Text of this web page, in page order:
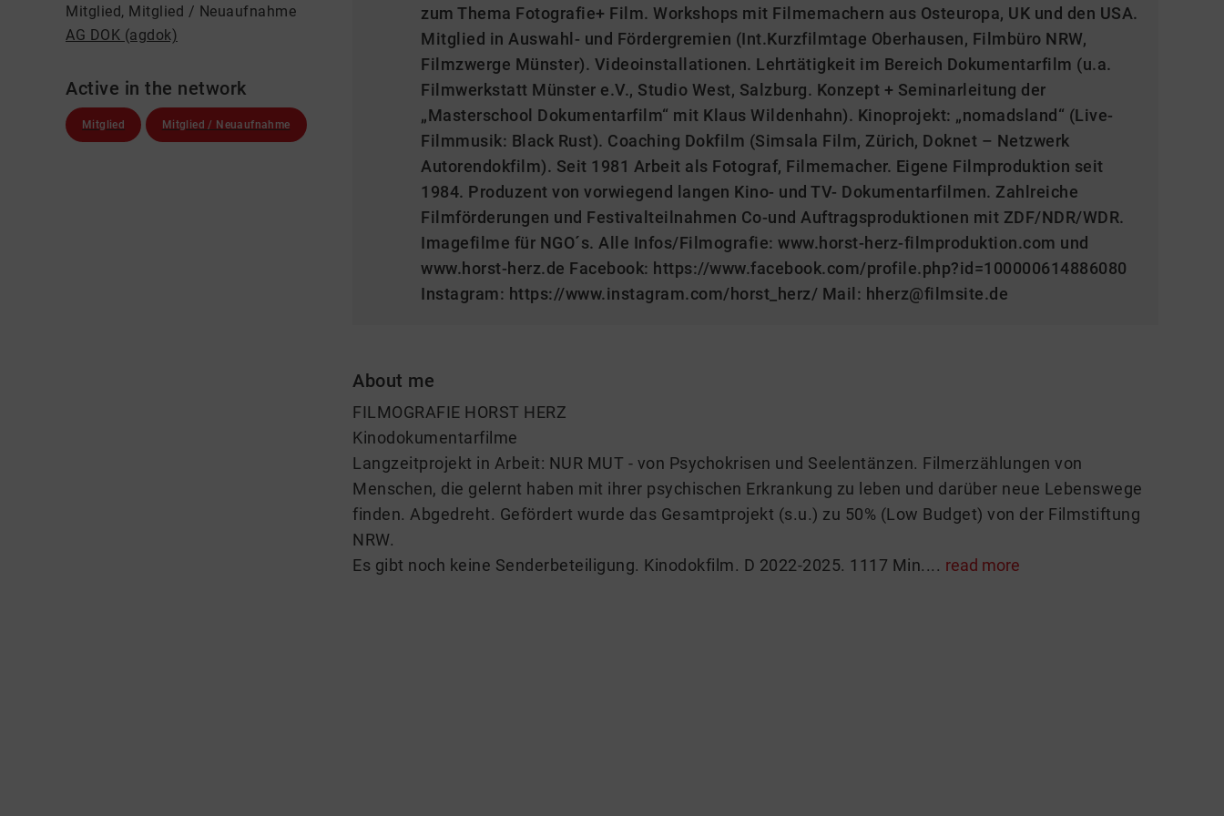
Mitglied, Mitglied / Neuaufnahme
AG DOK (agdok)
Active in the network
Mitglied Mitglied / Neuaufnahme
zum Thema Fotografie+ Film. Workshops mit Filmemachern aus Osteuropa, UK und den USA.
Mitglied in Auswahl- und Fördergremien (Int.Kurzfilmtage Oberhausen, Filmbüro NRW,
Filmzwerge Münster). Videoinstallationen. Lehrtätigkeit im Bereich Dokumentarfilm (u.a.
Filmwerkstatt Münster e.V., Studio West, Salzburg. Konzept + Seminarleitung der
„Masterschool Dokumentarfilm“ mit Klaus Wildenhahn). Kinoprojekt: „nomadsland“ (Live-
Filmmusik: Black Rust). Coaching Dokfilm (Simsala Film, Zürich, Doknet – Netzwerk
Autorendokfilm). Seit 1981 Arbeit als Fotograf, Filmemacher. Eigene Filmproduktion seit
1984. Produzent von vorwiegend langen Kino- und TV- Dokumentarfilmen. Zahlreiche
Filmförderungen und Festivalteilnahmen Co-und Auftragsproduktionen mit ZDF/NDR/WDR.
Imagefilme für NGO´s. Alle Infos/Filmografie: www.horst-herz-filmproduktion.com und
www.horst-herz.de Facebook: https://www.facebook.com/profile.php?id=100000614886080
Instagram: https://www.instagram.com/horst_herz/ Mail: hherz@filmsite.de
About me
FILMOGRAFIE HORST HERZ
Kinodokumentarfilme
Langzeitprojekt in Arbeit: NUR MUT - von Psychokrisen und Seelentänzen. Filmerzählungen von
Menschen, die gelernt haben mit ihrer psychischen Erkrankung zu leben und darüber neue Lebenswege
finden. Abgedreht. Gefördert wurde das Gesamtprojekt (s.u.) zu 50% (Low Budget) von der Filmstiftung
NRW.
Es gibt noch keine Senderbeteiligung. Kinodokfilm. D 2022-2025. 1117 Min.... read more